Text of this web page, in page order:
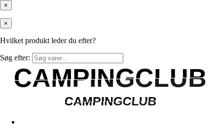
×
×
Hvilket produkt leder du efter?
Søg efter:
CAMPINGCLUB
CAMPINGCLUB
CAMPINGCLUB
CAMPINGCLUB